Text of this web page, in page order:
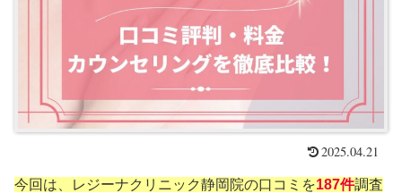
2025.04.21
今回は、レジーナクリニック静岡院の口コミを187件調査